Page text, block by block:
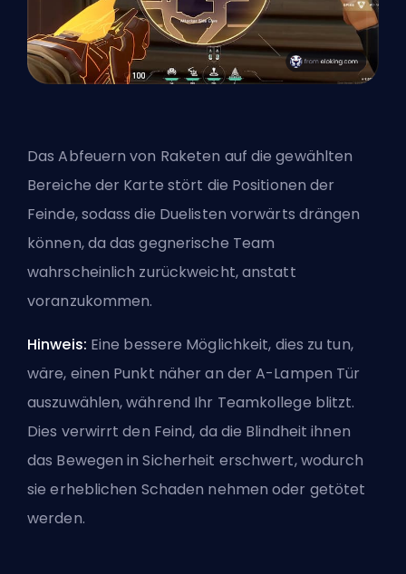
Das Abfeuern von Raketen auf die gewählten
Bereiche der Karte stört die Positionen der
Feinde, sodass die Duelisten vorwärts drängen
können, da das gegnerische Team
wahrscheinlich zurückweicht, anstatt
voranzukommen.
Hinweis: Eine bessere Möglichkeit, dies zu tun,
wäre, einen Punkt näher an der A-Lampen Tür
auszuwählen, während Ihr Teamkollege blitzt.
Dies verwirrt den Feind, da die Blindheit ihnen
das Bewegen in Sicherheit erschwert, wodurch
sie erheblichen Schaden nehmen oder getötet
werden.